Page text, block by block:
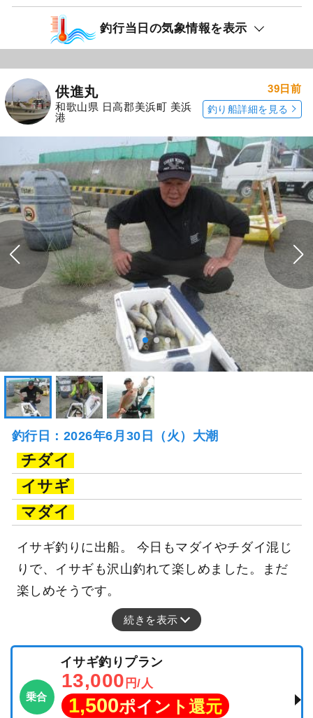
釣行当日の気象情報を表示
供進丸
和歌山県 日高郡美浜町 美浜
港
39日前
釣り船詳細を見る
釣行日：2026年6月30日（火）大潮
チダイ
イサギ
マダイ
イサギ釣りに出船。 今日もマダイやチダイ混じ
りで、イサギも沢山釣れて楽しめました。まだ
楽しめそうです。
続きを表示
乗合
イサギ釣りプラン
13,000 円/人
1,500ポイント還元